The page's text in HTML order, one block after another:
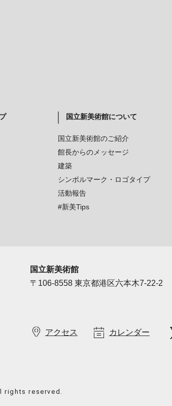
国立新美術館について
国立新美術館のご紹介
館長からのメッセージ
建築
シンボルマーク・ロゴタイプ
活動報告
#新美Tips
国立新美術館
〒106-8558 東京都港区六本木7-22-2
アクセス カレンダー
rights reserved.